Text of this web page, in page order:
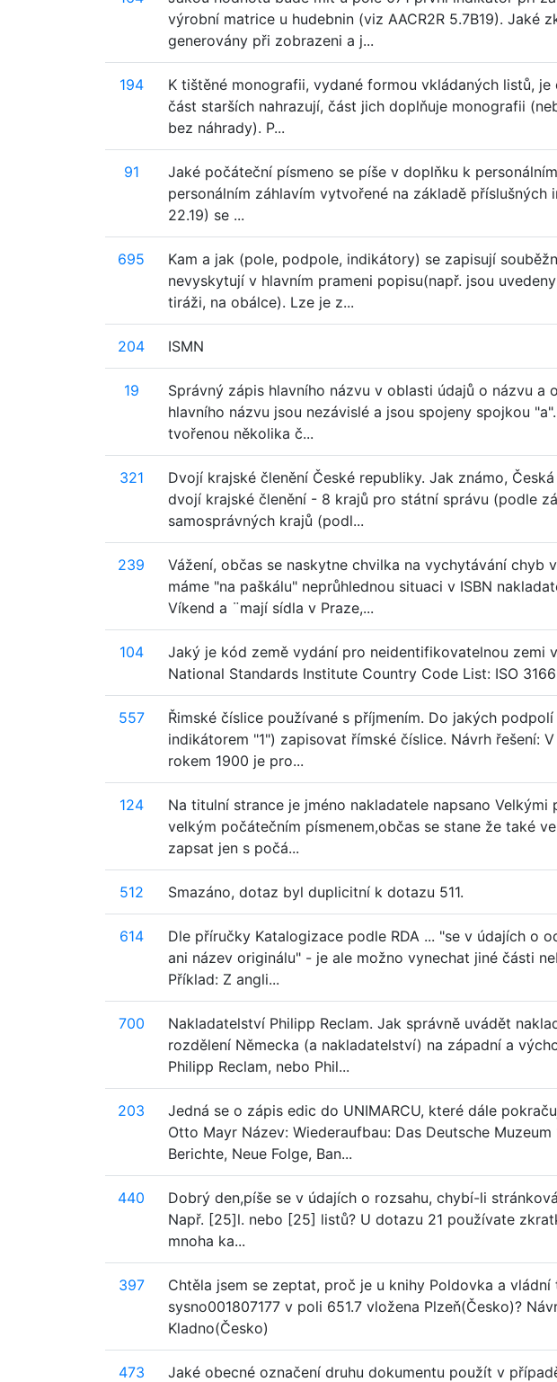
výrobní matrice u hudebnin (viz AACR2R 5.7B19). Jaké
generovány při zobrazeni a j...
194
K tištěné monografii, vydané formou vkládaných listů,
část starších nahrazují, část jich doplňuje monografii
bez náhrady). P...
91
Jaké počáteční písmeno se píše v doplňku k
personálním záhlavím vytvořené na základě příslušných
22.19) se ...
695
Kam a jak (pole, podpole, indikátory) se zapisují
nevyskytují v hlavním prameni popisu(např. jsou
tiráži, na obálce). Lze je z...
204 ISMN
19
Správný zápis hlavního názvu v oblasti údajů o názvu
hlavního názvu jsou nezávislé a jsou spojeny spojkou
tvořenou několika č...
321
Dvojí krajské členění České republiky. Jak známo,
dvojí krajské členění - 8 krajů pro státní správu (podle
samosprávných krajů (podl...
239
Vážení, občas se naskytne chvilka na vychytávání chyb
máme "na paškálu" neprůhlednou situaci v ISBN
Víkend a ¨mají sídla v Praze,...
104
Jaký je kód země vydání pro neidentifikovatelnou zemi
National Standards Institute Country Code List: ISO
557
Řimské číslice používané s příjmením. Do jakých
indikátorem "1") zapisovat římské číslice. Návrh řešení:
rokem 1900 je pro...
124
Na titulní strance je jméno nakladatele napsano
velkým počátečním písmenem,občas se stane že také
zapsat jen s počá...
512 Smazáno, dotaz byl duplicitní k dotazu 511.
614
Dle příručky Katalogizace podle RDA ... "se v údajích o
ani název originálu" - je ale možno vynechat jiné části
Příklad: Z angli...
700
Nakladatelství Philipp Reclam. Jak správně uvádět
rozdělení Německa (a nakladatelství) na západní a
Philipp Reclam, nebo Phil...
203
Jedná se o zápis edic do UNIMARCU, které dále
Otto Mayr Název: Wiederaufbau: Das Deutsche
Berichte, Neue Folge, Ban...
440
Dobrý den,píše se v údajích o rozsahu, chybí-li
Např. [25]l. nebo [25] listů? U dotazu 21 používate
mnoha ka...
397
Chtěla jsem se zeptat, proč je u knihy Poldovka a
sysno001807177 v poli 651.7 vložena Plzeň(Česko)?
Kladno(Česko)
473 Jaké obecné označení druhu dokumentu použít v